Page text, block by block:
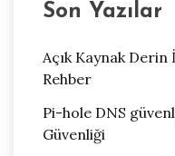
Son Yazılar
Açık Kaynak Derin
Rehber
Pi-hole DNS
Güvenliği